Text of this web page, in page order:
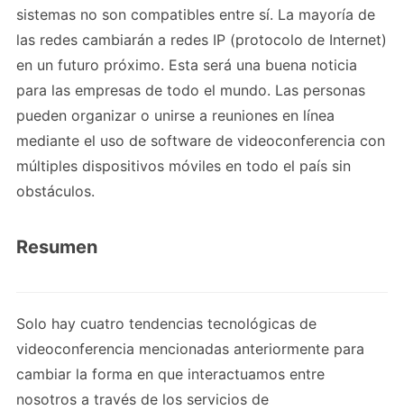
sistemas no son compatibles entre sí. La mayoría de
las redes cambiarán a redes IP (protocolo de Internet)
en un futuro próximo. Esta será una buena noticia
para las empresas de todo el mundo. Las personas
pueden organizar o unirse a reuniones en línea
mediante el uso de software de videoconferencia con
múltiples dispositivos móviles en todo el país sin
obstáculos.
Resumen
Solo hay cuatro tendencias tecnológicas de
videoconferencia mencionadas anteriormente para
cambiar la forma en que interactuamos entre
nosotros a través de los servicios de